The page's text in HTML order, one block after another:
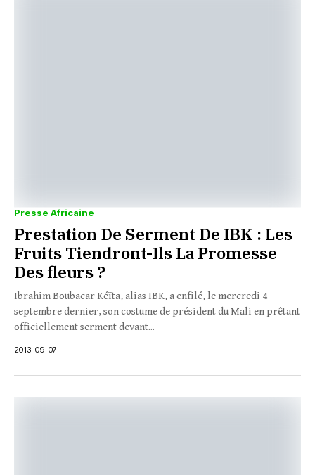
Presse Africaine
Prestation De Serment De IBK : Les
Fruits Tiendront-Ils La Promesse
Des fleurs ?
Ibrahim Boubacar Kéïta, alias IBK, a enfilé, le mercredi 4
septembre dernier, son costume de président du Mali en prêtant
officiellement serment devant...
2013-09-07